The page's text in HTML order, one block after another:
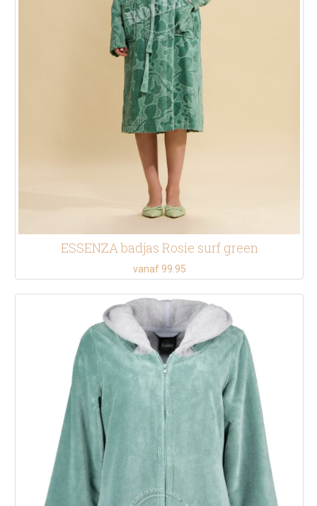
ESSENZA badjas Rosie surf green
vanaf 99.95